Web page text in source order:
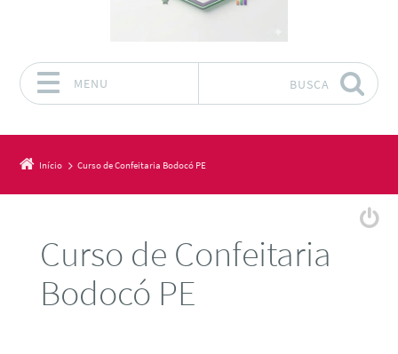
MENU BUSCA
Início Curso de Confeitaria Bodocó PE
Curso de Confeitaria
Bodocó PE